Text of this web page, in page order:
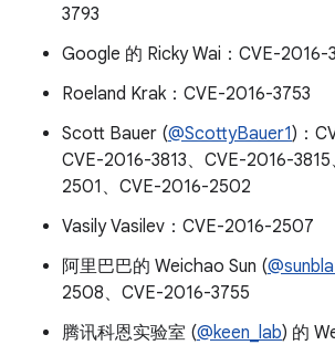
3793
Google 的 Ricky Wai：CVE-2016-
Roeland Krak：CVE-2016-3753
Scott Bauer (@ScottyBauer1)：
CVE-2016-3813、CVE-2016-
2501、CVE-2016-2502
Vasily Vasilev：CVE-2016-2507
阿里巴巴的 Weichao Sun (
2508、CVE-2016-3755
腾讯科恩实验室 (@keen_lab) 的